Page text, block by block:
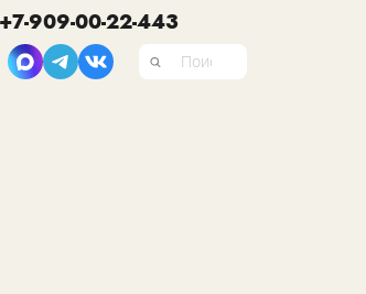
+7-909-00-22-443